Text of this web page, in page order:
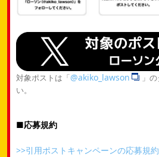
対象ポストは「@akiko_lawson
」
い。
■応募規約
>>引用ポストキャンペーンの応募規